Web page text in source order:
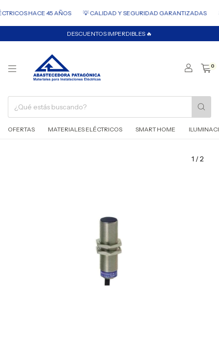
HACE 45 AÑOS 💡 CALIDAD Y SEGURIDAD GARANTIZADAS ⚡
DESCUENTOS IMPERDIBLES 🔥
0
OFERTAS MATERIALES ELÉCTRICOS SMART HOME
1 /2